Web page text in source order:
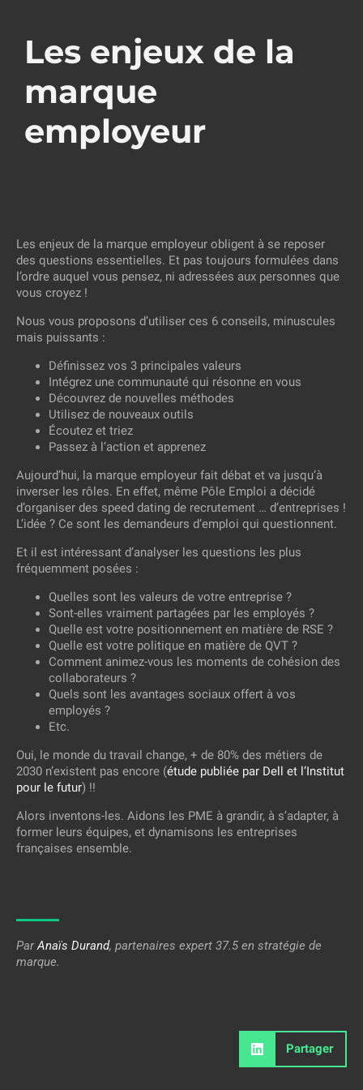
Les enjeux de la
marque
employeur
Les enjeux de la marque employeur obligent à se reposer
des questions essentielles. Et pas toujours formulées dans
l’ordre auquel vous pensez, ni adressées aux personnes que
vous croyez !
Nous vous proposons d’utiliser ces 6 conseils, minuscules
mais puissants :
Définissez vos 3 principales valeurs
Intégrez une communauté qui résonne en vous
Découvrez de nouvelles méthodes
Utilisez de nouveaux outils
Écoutez et triez
Passez à l’action et apprenez
Aujourd’hui, la marque employeur fait débat et va jusqu’à
inverser les rôles. En effet, même Pôle Emploi a décidé
d’organiser des speed dating de recrutement … d’entreprises !
L’idée ? Ce sont les demandeurs d’emploi qui questionnent.
Et il est intéressant d’analyser les questions les plus
fréquemment posées :
Quelles sont les valeurs de votre entreprise ?
Sont-elles vraiment partagées par les employés ?
Quelle est votre positionnement en matière de RSE ?
Quelle est votre politique en matière de QVT ?
Comment animez-vous les moments de cohésion des
collaborateurs ?
Quels sont les avantages sociaux offert à vos
employés ?
Etc.
Oui, le monde du travail change, + de 80% des métiers de
2030 n’existent pas encore (étude publiée par Dell et l’Institut
pour le futur) !!
Alors inventons-les. Aidons les PME à grandir, à s’adapter, à
former leurs équipes, et dynamisons les entreprises
françaises ensemble.
ParAnaïs Durand, partenaires expert 37.5 en stratégie de
marque.
Partager